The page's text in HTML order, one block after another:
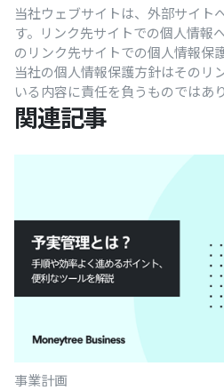
当社ウェブサイトは、外部サイト
す。リンク先サイトでの個人情報
のリンク先サイトでの個人情報保
当社の個人情報保護方針はそのリ
いる内容に責任を負うものではあ
関連記事
事業計画